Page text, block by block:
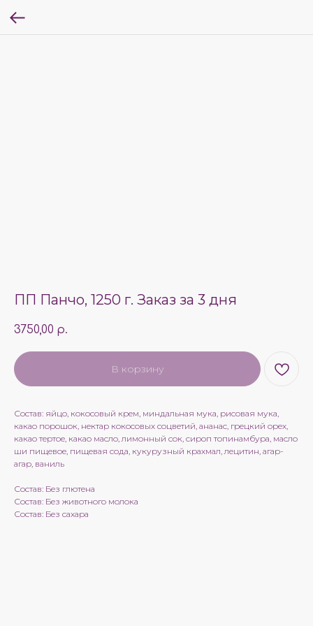
ПП Панчо, 1250 г. Заказ за 3 дня
3750,00 р.
В корзину
Состав: яйцо, кокосовый крем, миндальная мука, рисовая мука,
какао порошок, нектар кокосовых соцветий, ананас, грецкий орех,
какао тертое, какао масло, лимонный сок, сироп топинамбура, масло
ши пищевое, пищевая сода, кукурузный крахмал, лецитин, агар-
агар, ваниль
Состав: Без глютена
Состав: Без животного молока
Состав: Без сахара